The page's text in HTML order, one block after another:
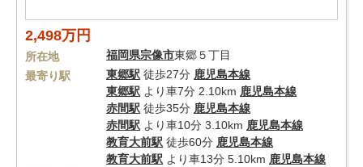
2,498万円
所在地 福岡県宗像市東郷５丁目
最寄り駅
東郷駅 徒歩27分 鹿児島本線
東郷駅 より車7分 2.10km 鹿児島本線
赤間駅 徒歩35分 鹿児島本線
赤間駅 より車10分 3.10km 鹿児島本線
教育大前駅 徒歩60分 鹿児島本線
教育大前駅 より車13分 5.10km 鹿児島本線